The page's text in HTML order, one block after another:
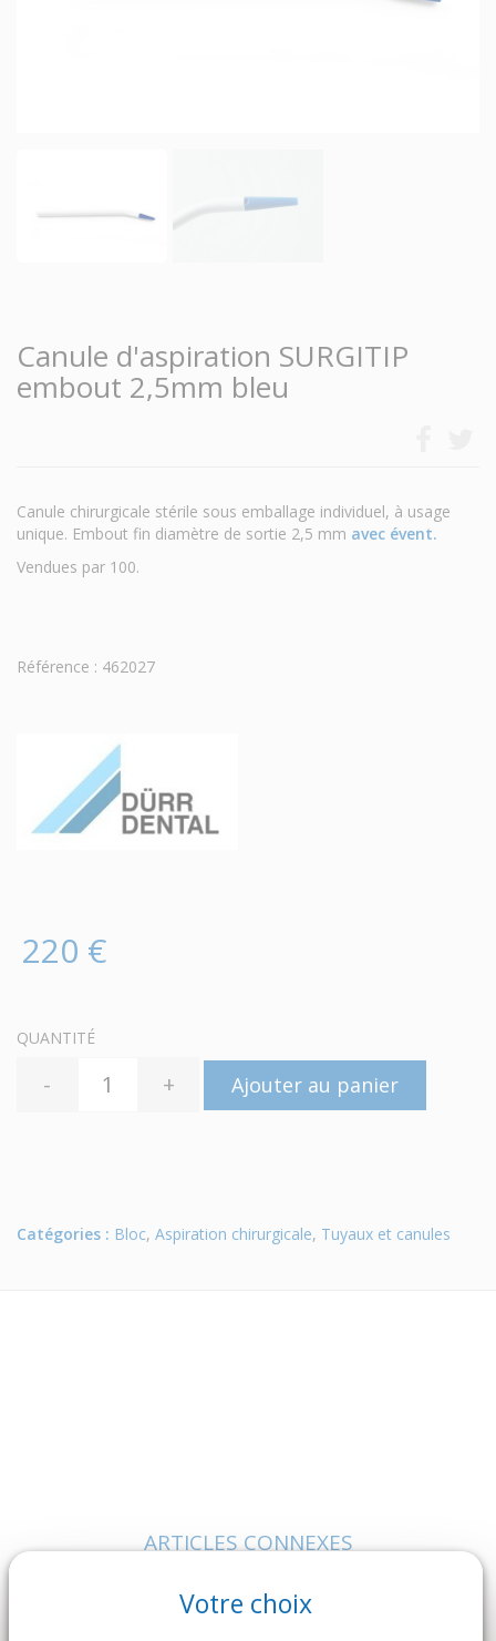
Canule d'aspiration SURGITIP
embout 2,5mm bleu
Canule chirurgicale stérile sous emballage individuel, à usage
unique. Embout fin diamètre de sortie 2,5 mm avec évent.
Vendues par 100.
Référence : 462027
220 €
QUANTITÉ
- + Ajouter au panier
Catégories : Bloc, Aspiration chirurgicale, Tuyaux et canules
ARTICLES CONNEXES
produits plébiscités par nos clients
Votre choix